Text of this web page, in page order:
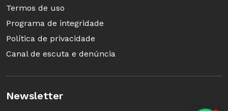
Termos de uso
Programa de integridade
Política de privacidade
Canal de escuta e denúncia
Newsletter